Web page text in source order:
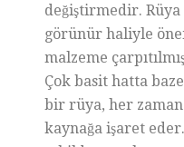
değiştirmedir.
görünür haliyle
malzeme
Çok basit hatta
bir rüya, her
kaynağa işaret